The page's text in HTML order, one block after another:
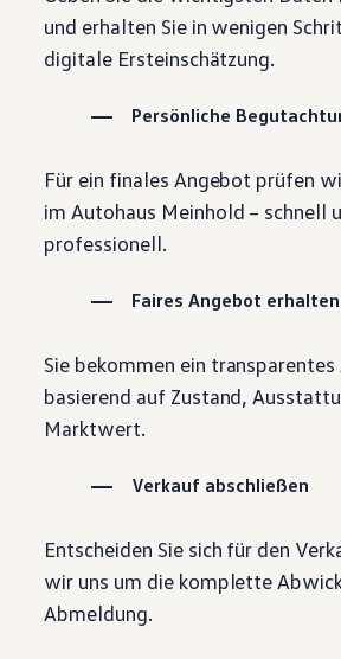
Motorenöl und
Räder und Reifen
Pannen- und Unfallhilfe
Volkswagen Teile
Zubehör
Schutz und Pflege
Transport
Entertainment und
Individualisieren
Wallbox und Ladekabel
Dienste für Ihr Modell
Volkswagen Apps, Login
Updates für Software,
Vorgängermodelle
Assistenzsysteme
Magazin
Lifestyle
Transport
Familie
und erhalten Sie in wenigen
digitale Ersteinschätzung.
Persönliche
Für ein finales Angebot prüfen
im Autohaus Meinhold – schnell
professionell.
Faires Angebot erhalten
Sie bekommen ein
basierend auf Zustand,
Marktwert.
Verkauf abschließen
Entscheiden Sie sich für den
wir uns um die komplette
Abmeldung.